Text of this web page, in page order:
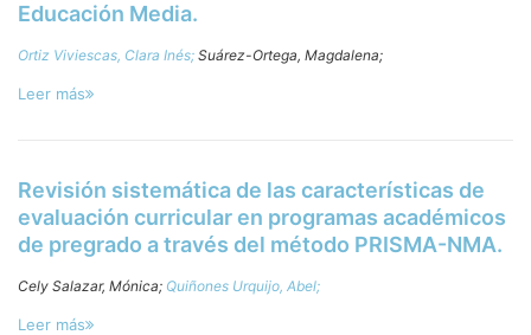
Educación Media.
Ortiz Viviescas, Clara Inés; Suárez-Ortega, Magdalena;
Leer más
Revisión sistemática de las características de
evaluación curricular en programas académicos
de pregrado a través del método PRISMA-NMA.
Cely Salazar, Mónica; Quiñones Urquijo, Abel;
Leer más